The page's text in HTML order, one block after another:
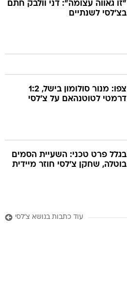
"זו גאווה עצומה": דני וולבק חתם
בצ'לסי לשנתיים
צפו: מנור סולומון בישל, 1:2
דרמטי לטוטנהאם על צ'לסי
בגלל פרט טכני: השעיית הסמים
בוטלה, שחקן צ'לסי חוזר מיידית
עוד כתבות בנושא צ'לסי